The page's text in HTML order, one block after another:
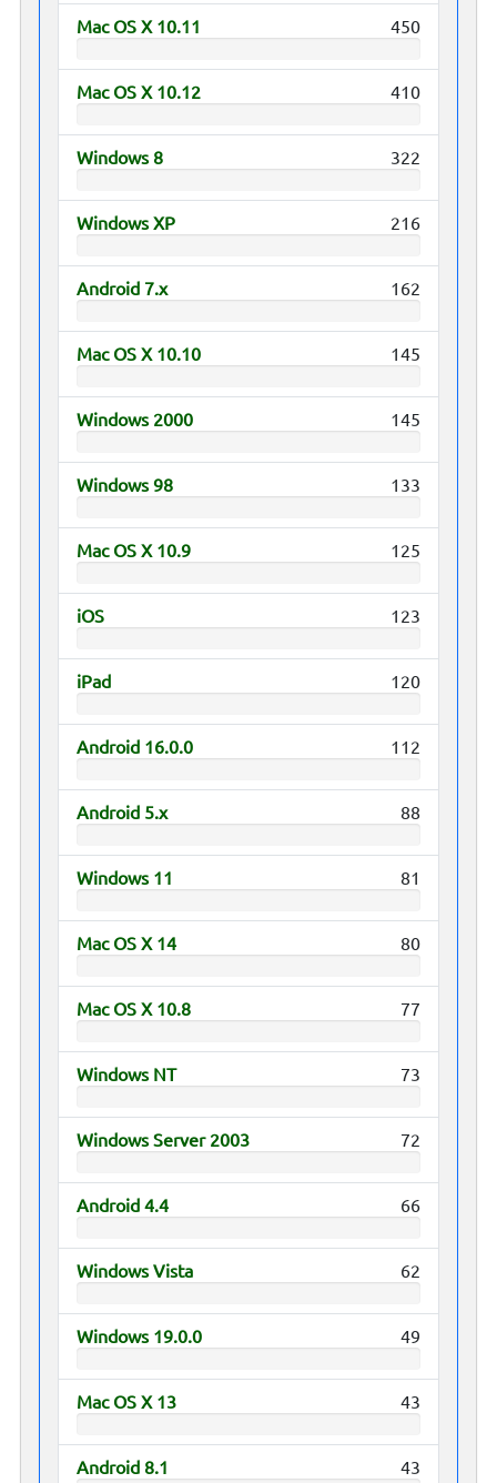
Mac OS X 10.11 450
Mac OS X 10.12 410
Windows 8 322
Windows XP 216
Android 7.x 162
Mac OS X 10.10 145
Windows 2000 145
Windows 98 133
Mac OS X 10.9 125
iOS 123
iPad 120
Android 16.0.0 112
Android 5.x 88
Windows 11 81
Mac OS X 14 80
Mac OS X 10.8 77
Windows NT 73
Windows Server 2003 72
Android 4.4 66
Windows Vista 62
Windows 19.0.0 49
Mac OS X 13 43
Android 8.1 43